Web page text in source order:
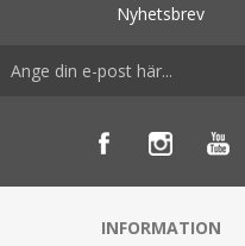
Nyhetsbrev
INFORMATION